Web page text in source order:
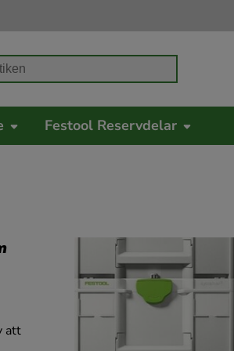
att söka
Festool Reservdelar
att